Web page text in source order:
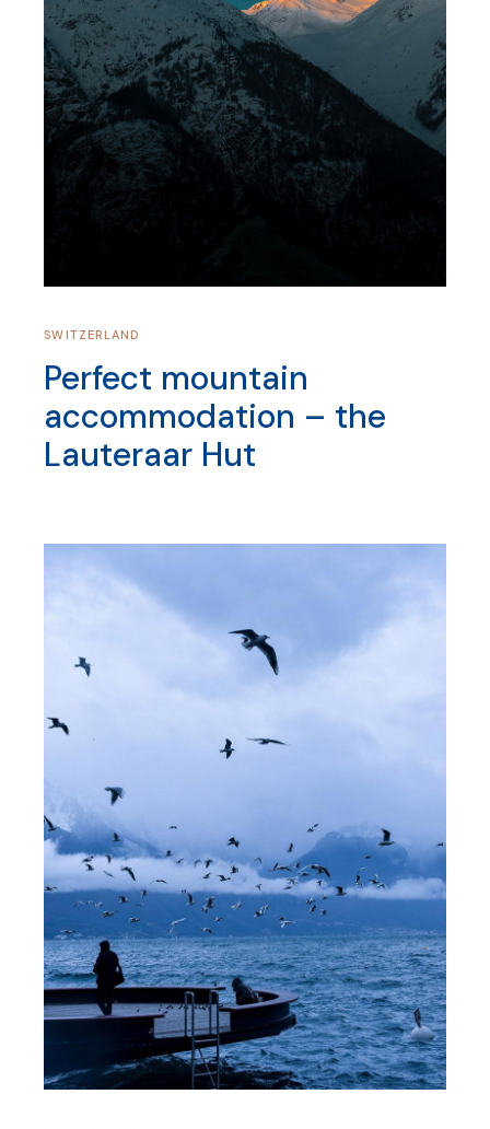
SWITZERLAND
Perfect mountain
accommodation – the
Lauteraar Hut